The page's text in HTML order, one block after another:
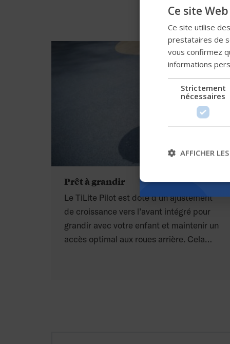
Prêt à grandir
Le TiLite Pilot est doté d’un ajustement
de croissance vers l’avant intégré pour
grandir avec votre enfant et maintenir un
accès optimal aux roues arrière. Cela
Ce site
Ce site utilise
prestataires de
vous confirmez
informations
Strictement
nécessaires
AFFICHER